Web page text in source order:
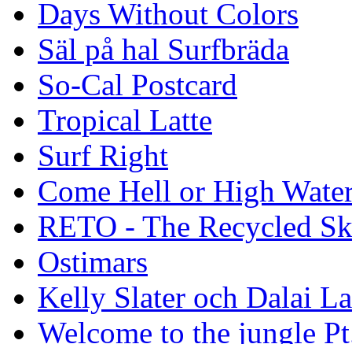
Days Without Colors
Säl på hal Surfbräda
So-Cal Postcard
Tropical Latte
Surf Right
Come Hell or High
RETO - The Recycled
Ostimars
Kelly Slater och Dalai
Welcome to the jungle